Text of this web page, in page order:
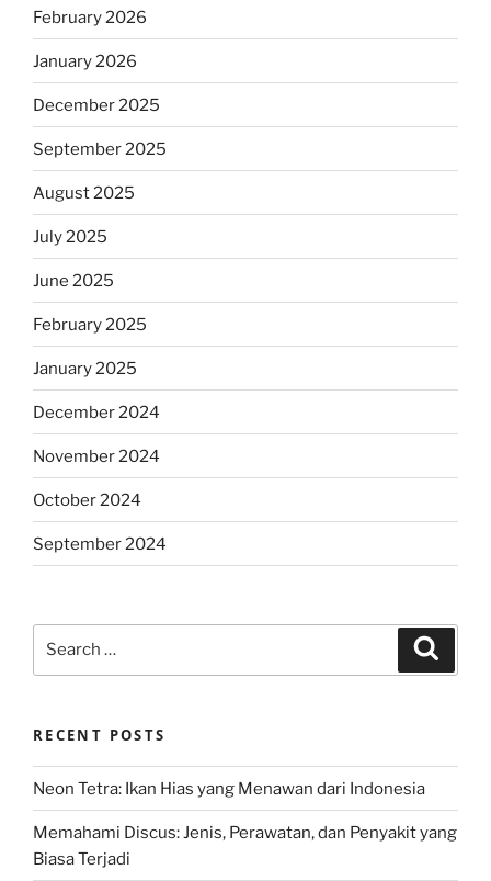
February 2026
January 2026
December 2025
September 2025
August 2025
July 2025
June 2025
February 2025
January 2025
December 2024
November 2024
October 2024
September 2024
RECENT POSTS
Neon Tetra: Ikan Hias yang Menawan dari Indonesia
Memahami Discus: Jenis, Perawatan, dan Penyakit yang
Biasa Terjadi